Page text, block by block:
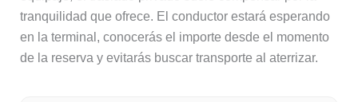
tranquilidad que ofrece. El conductor estará esperando
en la terminal, conocerás el importe desde el momento
de la reserva y evitarás buscar transporte al aterrizar.